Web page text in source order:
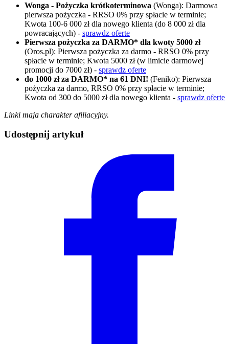
Wonga - Pożyczka krótkoterminowa (Wonga): Darmowa
pierwsza pożyczka - RRSO 0% przy spłacie w terminie;
Kwota 100-6 000 zł dla nowego klienta (do 8 000 zł dla
powracających) - sprawdz oferte
Pierwsza pożyczka za DARMO* dla kwoty 5000 zł
(Oros.pl): Pierwsza pożyczka za darmo - RRSO 0% przy
spłacie w terminie; Kwota 5000 zł (w limicie darmowej
promocji do 7000 zł) - sprawdz oferte
do 1000 zł za DARMO* na 61 DNI! (Feniko): Pierwsza
pożyczka za darmo, RRSO 0% przy spłacie w terminie;
Kwota od 300 do 5000 zł dla nowego klienta - sprawdz oferte
Linki maja charakter afiliacyjny.
Udostępnij artykuł